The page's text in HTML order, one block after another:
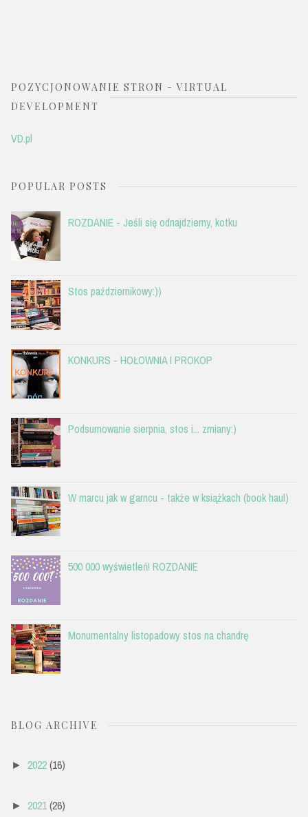
POZYCJONOWANIE STRON - VIRTUAL
DEVELOPMENT
VD.pl
POPULAR POSTS
ROZDANIE - Jeśli się odnajdziemy, kotku
Stos październikowy:))
KONKURS - HOŁOWNIA I PROKOP
Podsumowanie sierpnia, stos i... zmiany:)
W marcu jak w garncu - także w książkach (book haul)
500 000 wyświetleń! ROZDANIE
Monumentalny listopadowy stos na chandrę
BLOG ARCHIVE
► 2022(16)
► 2021(26)